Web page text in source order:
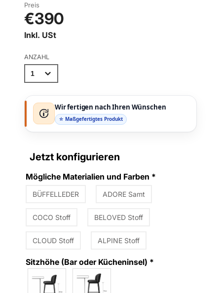
Preis
€390
Inkl. USt
ANZAHL
Wir fertigen nach Ihren Wünschen
☆ Maßgefertigtes Produkt
Jetzt konfigurieren
Mögliche Materialien und Farben *
BÜFFELLEDER ADORE Samt
COCO Stoff BELOVED Stoff
CLOUD Stoff ALPINE Stoff
Sitzhöhe (Bar oder Kücheninsel) *